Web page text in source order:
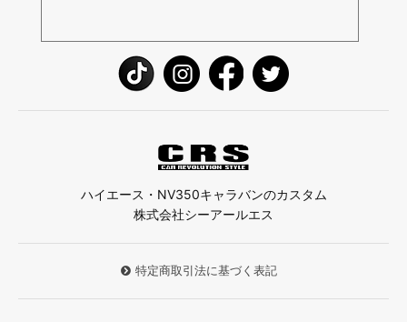
ハイエース・NV350キャラバンのカスタム
株式会社シーアールエス
特定商取引法に基づく表記